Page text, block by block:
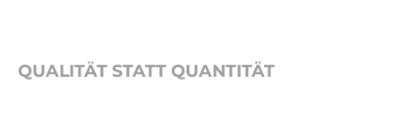
QUALITÄT STATT QUANTITÄT